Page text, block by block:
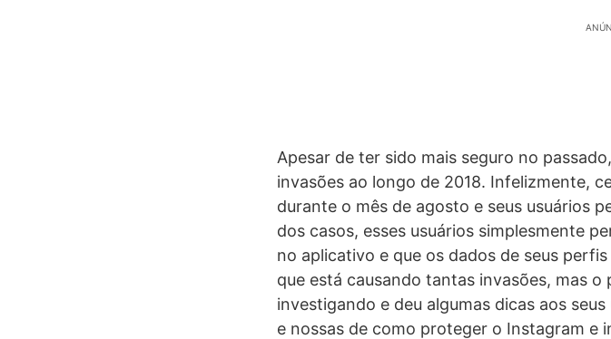
Apesar de ter sido mais seguro no
invasões ao longo de 2018. Infelizmente,
durante o mês de agosto e seus usuários
dos casos, esses usuários simplesmente
no aplicativo e que os dados de seus
que está causando tantas invasões, mas
investigando e deu algumas dicas aos
e nossas de como proteger o Instagram e